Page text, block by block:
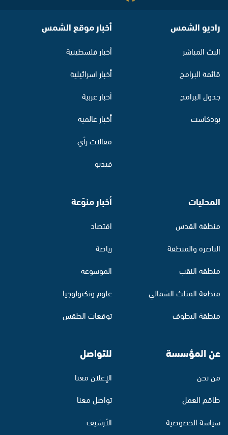
راديو الشمس
البث المباشر
قائمة البرامج
جدول البرامج
بودكاست
أخبار موقع الشمس
أخبار فلسطينية
أخبار اسرائيلية
أخبار عربية
أخبار عالمية
مقالات رأي
فيديو
المحليات
منطقة القدس
الناصرة والمنطقة
منطقة النقب
منطقة المثلث الشمالي
منطقة البطوف
أخبار منوّعة
اقتصاد
رياضة
الموسوعة
علوم وتكنولوجيا
توقعات الطقس
عن المؤسسة
من نحن
طاقم العمل
سياسة الخصوصية
للتواصل
الإعلان معنا
تواصل معنا
الأرشيف